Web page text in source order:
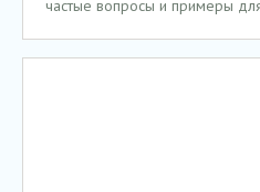
частые вопросы и примеры